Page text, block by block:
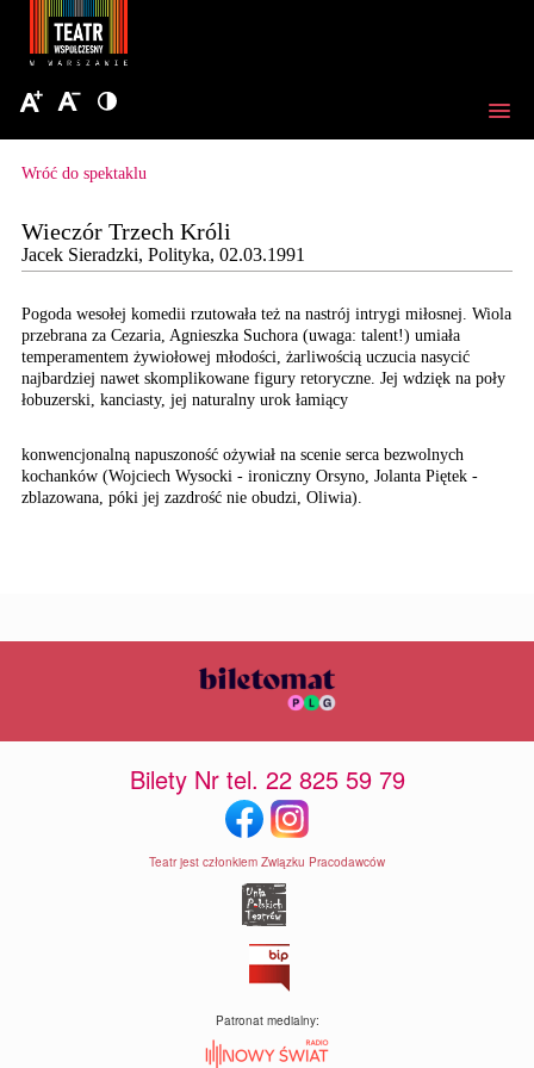
Wróć do spektaklu
Wieczór Trzech Króli
Jacek Sieradzki, Polityka, 02.03.1991
Pogoda wesołej komedii rzutowała też na nastrój intrygi miłosnej. Wiola
przebrana za Cezaria, Agnieszka Suchora (uwaga: talent!) umiała
temperamentem żywiołowej młodości, żarliwością uczucia nasycić
najbardziej nawet skomplikowane figury retoryczne. Jej wdzięk na poły
łobuzerski, kanciasty, jej naturalny urok łamiący
konwencjonalną napuszoność ożywiał na scenie serca bezwolnych
kochanków (Wojciech Wysocki - ironiczny Orsyno, Jolanta Piętek -
zblazowana, póki jej zazdrość nie obudzi, Oliwia).
Bilety Nr tel. 22 825 59 79
Teatr jest członkiem Związku Pracodawców
Patronat medialny: